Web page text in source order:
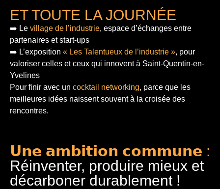
ET TOUTE LA JOURNÉE
➡️ Le village de l’industrie, espace d’échanges entre
partenaires et start-ups
➡️ L’exposition « Les Talentueux de l’industrie », pour
valoriser celles et ceux qui innovent à Saint-Quentin-en-
Yvelines
Pour finir avec un cocktail networking, parce que les
meilleures idées naissent souvent à la croisée des
rencontres.
𝗨𝗻𝗲 𝗮𝗺𝗯𝗶𝘁𝗶𝗼𝗻 𝗰𝗼𝗺𝗺𝘂𝗻𝗲 :
Réinventer, produire mieux et
décarboner durablement !